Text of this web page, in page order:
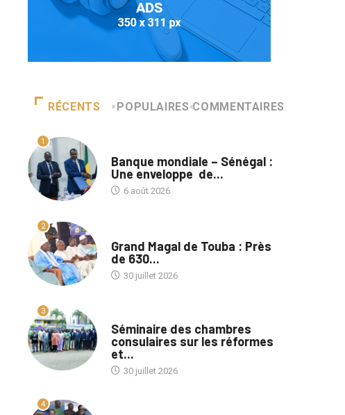
RÉCENTS POPULAIRES COMMENTAIRES
1
Banque mondiale – Sénégal :
Une enveloppe de...
6 août 2026
2
Grand Magal de Touba : Près
de 630...
30 juillet 2026
3
Séminaire des chambres
consulaires sur les réformes
et...
30 juillet 2026
4